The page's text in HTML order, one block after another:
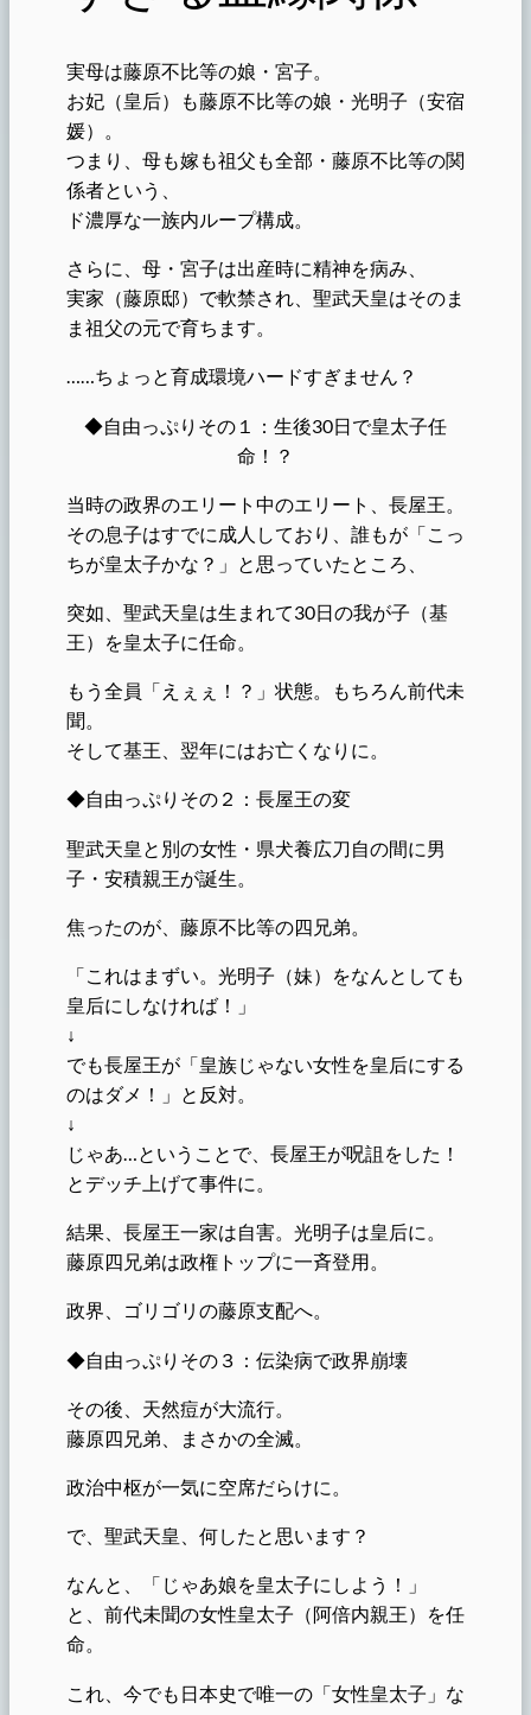
実母は藤原不比等の娘・宮子。
お妃（皇后）も藤原不比等の娘・光明子（安宿
媛）。
つまり、母も嫁も祖父も全部・藤原不比等の関
係者という、
ド濃厚な一族内ループ構成。
さらに、母・宮子は出産時に精神を病み、
実家（藤原邸）で軟禁され、聖武天皇はそのま
ま祖父の元で育ちます。
……ちょっと育成環境ハードすぎません？
◆自由っぷりその１：生後30日で皇太子任
命！？
当時の政界のエリート中のエリート、長屋王。
その息子はすでに成人しており、誰もが「こっ
ちが皇太子かな？」と思っていたところ、
突如、聖武天皇は生まれて30日の我が子（基
王）を皇太子に任命。
もう全員「えぇぇ！？」状態。もちろん前代未
聞。
そして基王、翌年にはお亡くなりに。
◆自由っぷりその２：長屋王の変
聖武天皇と別の女性・県犬養広刀自の間に男
子・安積親王が誕生。
焦ったのが、藤原不比等の四兄弟。
「これはまずい。光明子（妹）をなんとしても
皇后にしなければ！」
↓
でも長屋王が「皇族じゃない女性を皇后にする
のはダメ！」と反対。
↓
じゃあ…ということで、長屋王が呪詛をした！
とデッチ上げて事件に。
結果、長屋王一家は自害。光明子は皇后に。
藤原四兄弟は政権トップに一斉登用。
政界、ゴリゴリの藤原支配へ。
◆自由っぷりその３：伝染病で政界崩壊
その後、天然痘が大流行。
藤原四兄弟、まさかの全滅。
政治中枢が一気に空席だらけに。
で、聖武天皇、何したと思います？
なんと、「じゃあ娘を皇太子にしよう！」
と、前代未聞の女性皇太子（阿倍内親王）を任
命。
これ、今でも日本史で唯一の「女性皇太子」な